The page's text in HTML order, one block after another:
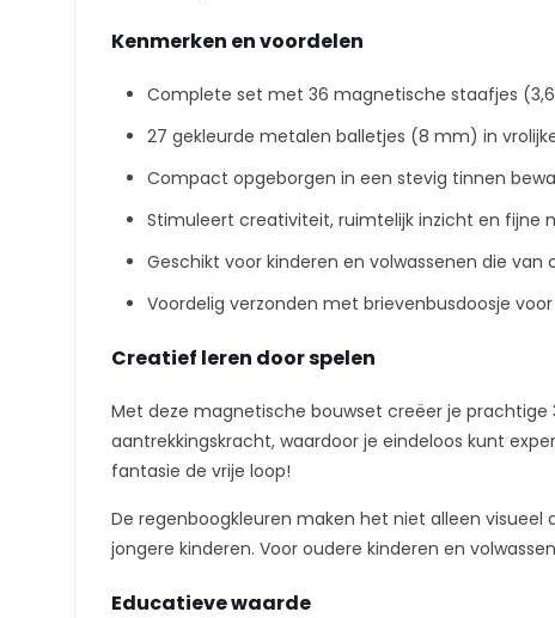
Kenmerken en voordelen
Complete set met 36 magnetische staafjes
27 gekleurde metalen balletjes (8 mm) in
Compact opgeborgen in een stevig tinnen
Stimuleert creativiteit, ruimtelijk inzicht en fijne
Geschikt voor kinderen en volwassenen die
Voordelig verzonden met brievenbusdoosje
Creatief leren door spelen
Met deze magnetische bouwset creëer je
aantrekkingskracht, waardoor je eindeloos kunt
fantasie de vrije loop!
De regenboogkleuren maken het niet alleen
jongere kinderen. Voor oudere kinderen en
Educatieve waarde